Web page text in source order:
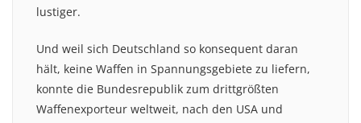
lustiger.
Und weil sich Deutschland so konsequent daran
hält, keine Waffen in Spannungsgebiete zu liefern,
konnte die Bundesrepublik zum drittgrößten
Waffenexporteur weltweit, nach den USA und